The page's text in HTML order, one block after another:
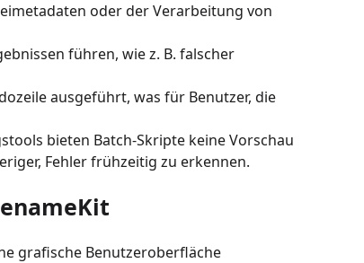
oder der Verarbeitung von
führen, wie z. B. falscher
ausgeführt, was für Benutzer, die
bieten Batch-Skripte keine Vorschau
Fehler frühzeitig zu erkennen.
grafische Benutzeroberfläche